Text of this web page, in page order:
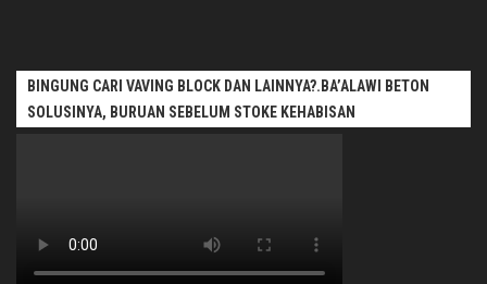
BINGUNG CARI VAVING BLOCK DAN LAINNYA?.BA’ALAWI BETON
SOLUSINYA, BURUAN SEBELUM STOKE KEHABISAN